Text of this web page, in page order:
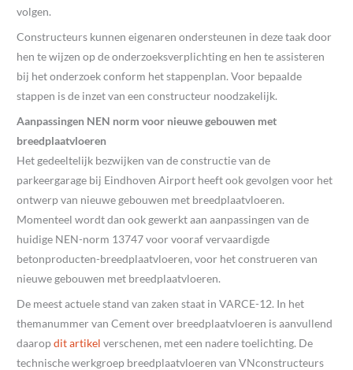
volgen.
Constructeurs kunnen eigenaren ondersteunen in deze taak door
hen te wijzen op de onderzoeksverplichting en hen te assisteren
bij het onderzoek conform het stappenplan. Voor bepaalde
stappen is de inzet van een constructeur noodzakelijk.
Aanpassingen NEN norm voor nieuwe gebouwen met
breedplaatvloeren
Het gedeeltelijk bezwijken van de constructie van de
parkeergarage bij Eindhoven Airport heeft ook gevolgen voor het
ontwerp van nieuwe gebouwen met breedplaatvloeren.
Momenteel wordt dan ook gewerkt aan aanpassingen van de
huidige NEN-norm 13747 voor vooraf vervaardigde
betonproducten-breedplaatvloeren, voor het construeren van
nieuwe gebouwen met breedplaatvloeren.
De meest actuele stand van zaken staat in VARCE-12. In het
themanummer van Cement over breedplaatvloeren is aanvullend
daaropdit artikel verschenen, met een nadere toelichting. De
technische werkgroep breedplaatvloeren van VNconstructeurs